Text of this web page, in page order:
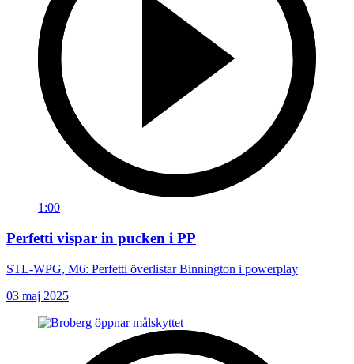
1:00
Perfetti vispar in pucken i PP
STL-WPG, M6: Perfetti överlistar Binnington i powerplay
03 maj 2025